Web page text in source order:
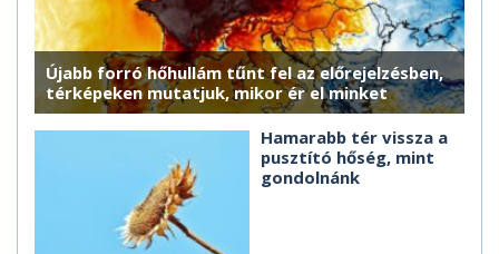
Újabb forró hőhullám tűnt fel az előrejelzésben,
térképeken mutatjuk, mikor ér el minket
Hamarabb tér vissza a
pusztító hőség, mint
gondolnánk